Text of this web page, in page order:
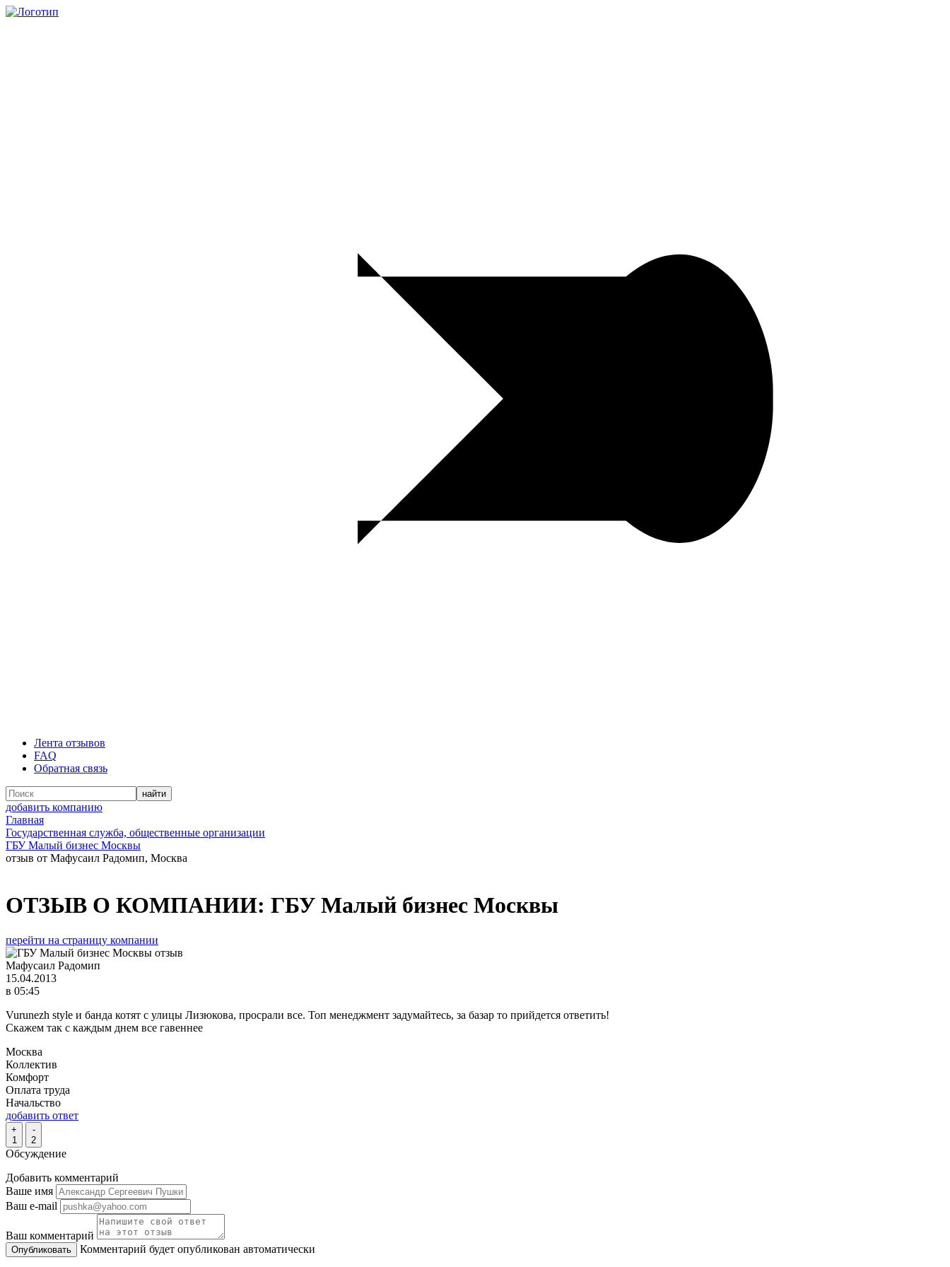
Лента отзывов
FAQ
Обратная связь
добавить компанию
Главная
Государственная служба, общественные организации
ГБУ Малый бизнес Москвы
отзыв от Мафусаил Радомип, Москва
ОТЗЫВ О КОМПАНИИ: ГБУ Малый бизнес Москвы
перейти на страницу компании
Мафусаил Радомип
15.04.2013
в 05:45
Vurunezh style и банда котят с улицы Лизюкова, просрали все. Топ менеджмент задумайтесь, за базар то прийдется ответить!
Скажем так с каждым днем все гавеннее
Москва
Коллектив
Комфорт
Оплата труда
Начальство
добавить ответ
+
1
-
2
Обсуждение
Добавить комментарий
Ваше имя
Ваш e-mail
Ваш комментарий
Комментарий будет опубликован автоматически